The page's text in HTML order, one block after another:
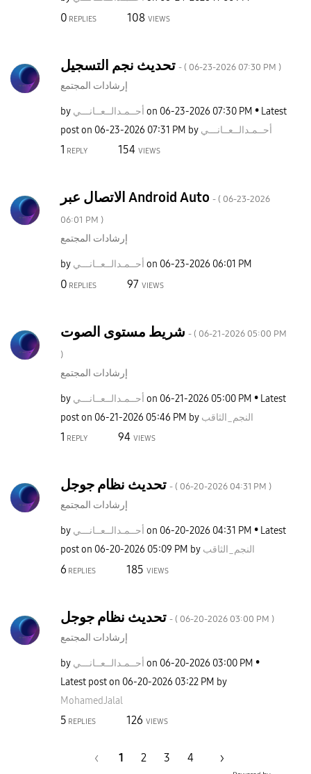
0 REPLIES 108 VIEWS
تحديث نجم التسجيل - ( ‎06-23-2026 07:30 PM )
إرشادات المجتمع
by أحــمـدالــعــانـــي on ‎06-23-2026 07:30 PM
Latest
post on ‎06-23-2026 07:31 PM by أحــمـدالــعــانـــي
1 REPLY 154 VIEWS
الاتصال عبر Android Auto - ( ‎06-23-2026
06:01 PM )
إرشادات المجتمع
by أحــمـدالــعــانـــي on ‎06-23-2026 06:01 PM
0 REPLIES 97 VIEWS
- ( ‎06-21-2026 05:00 PM
)
إرشادات المجتمع
by أحــمـدالــعــانـــي on ‎06-21-2026 05:00 PM
Latest
post on ‎06-21-2026 05:46 PM by النجم_الثاقب
1 REPLY 94 VIEWS
تحديث نظام جوجل - ( ‎06-20-2026 04:31 PM )
إرشادات المجتمع
by أحــمـدالــعــانـــي on ‎06-20-2026 04:31 PM
Latest
post on ‎06-20-2026 05:09 PM by النجم_الثاقب
6 REPLIES 185 VIEWS
تحديث نظام جوجل - ( ‎06-20-2026 03:00 PM )
إرشادات المجتمع
by أحــمـدالــعــانـــي on ‎06-20-2026 03:00 PM
Latest post on ‎06-20-2026 03:22 PM by
MohamedJalal
5 REPLIES 126 VIEWS
1 2 3 4